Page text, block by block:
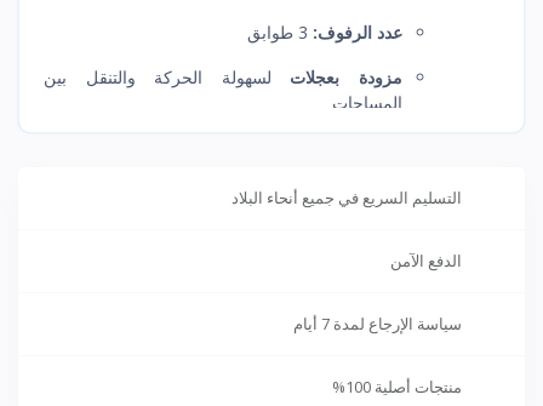
عدد الرفوف:
مزودة بعجلات لسهولة الحركة والتنقل بين
المساحات
التسليم السريع في جميع أنحاء البلاد
الدفع الآمن
سياسة الإرجاع لمدة 7 أيام
منتجات أصلية 100%